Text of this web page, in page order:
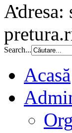
Adresa:
Search...
Acasă